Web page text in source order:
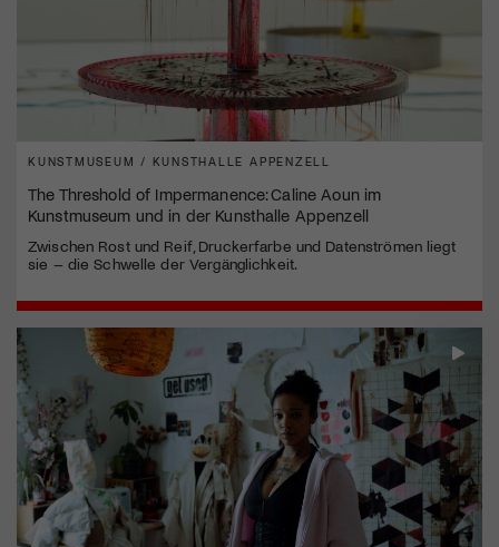
KUNSTMUSEUM / KUNSTHALLE APPENZELL
The Threshold of Impermanence: Caline Aoun im
Kunstmuseum und in der Kunsthalle Appenzell
Zwischen Rost und Reif, Druckerfarbe und Datenströmen liegt
sie – die Schwelle der Vergänglichkeit.